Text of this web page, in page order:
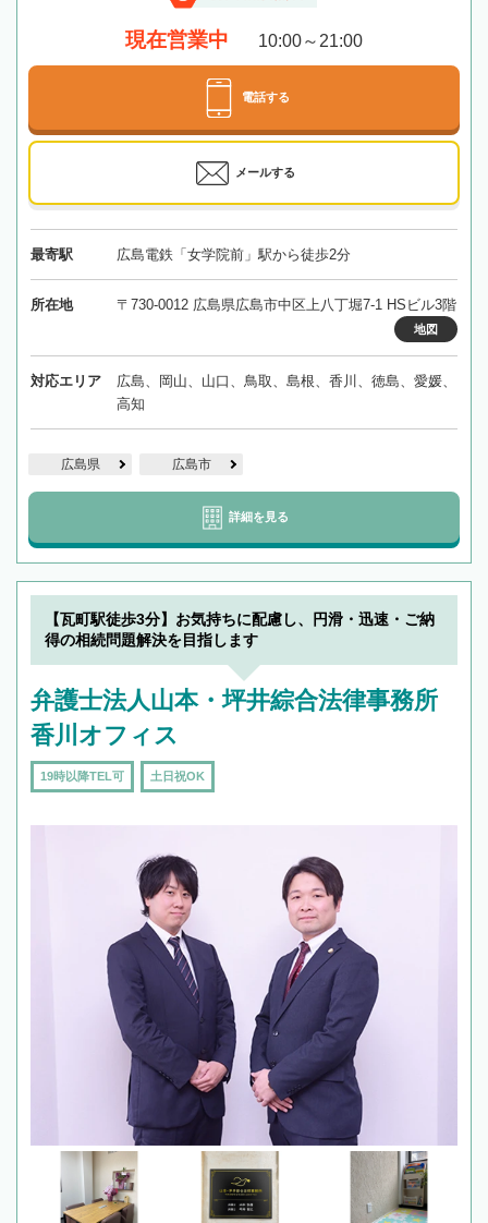
現在営業中 10:00～21:00
電話する
メールする
最寄駅 広島電鉄「女学院前」駅から徒歩2分
所在地 〒730-0012 広島県広島市中区上八丁堀7-1 HSビル3階
地図
対応エリア
広島、岡山、山口、鳥取、島根、香川、徳島、愛媛、
高知
広島県 広島市
詳細を見る
【瓦町駅徒歩3分】お気持ちに配慮し、円滑・迅速・ご納
得の相続問題解決を目指します
弁護士法人山本・坪井綜合法律事務所
香川オフィス
19時以降TEL可 土日祝OK